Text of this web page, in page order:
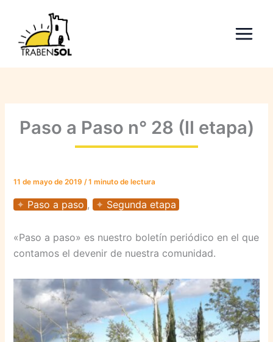
contenido
Paso a Paso n° 28 (II etapa)
11 de mayo de 2019 /1 minuto de lectura
Paso a paso , Segunda etapa
«Paso a paso» es nuestro boletín periódico en el que
contamos el devenir de nuestra comunidad.